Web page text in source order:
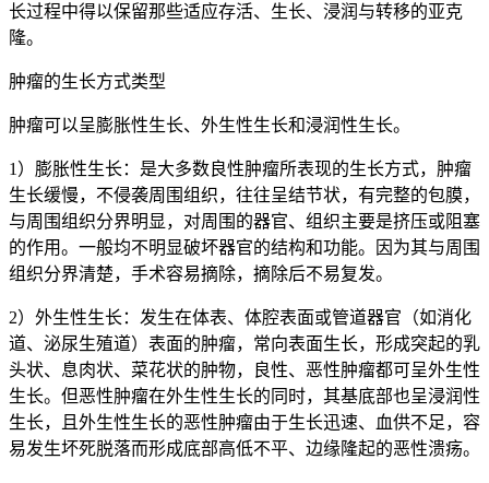
长过程中得以保留那些适应存活、生长、浸润与转移的亚克
隆。
肿瘤的生长方式类型
肿瘤可以呈膨胀性生长、外生性生长和浸润性生长。
1）膨胀性生长：是大多数良性肿瘤所表现的生长方式，肿瘤
生长缓慢，不侵袭周围组织，往往呈结节状，有完整的包膜，
与周围组织分界明显，对周围的器官、组织主要是挤压或阻塞
的作用。一般均不明显破坏器官的结构和功能。因为其与周围
组织分界清楚，手术容易摘除，摘除后不易复发。
2）外生性生长：发生在体表、体腔表面或管道器官（如消化
道、泌尿生殖道）表面的肿瘤，常向表面生长，形成突起的乳
头状、息肉状、菜花状的肿物，良性、恶性肿瘤都可呈外生性
生长。但恶性肿瘤在外生性生长的同时，其基底部也呈浸润性
生长，且外生性生长的恶性肿瘤由于生长迅速、血供不足，容
易发生坏死脱落而形成底部高低不平、边缘隆起的恶性溃疡。